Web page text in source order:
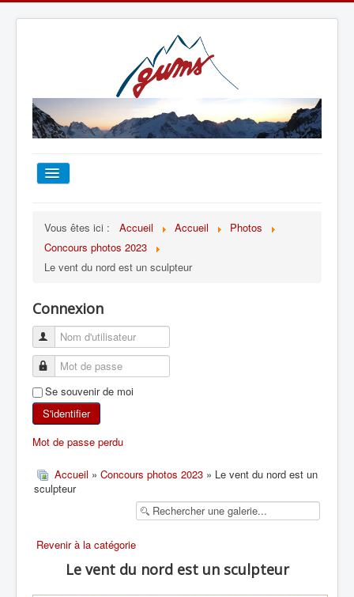
TOUT SUR LE GUMS
ALPINISME
SKI DE RANDONNÉE
RANDONNÉE PÉDESTRE
RANDONNÉE SPORTIVE
Vous êtes ici : Accueil Accueil
Photos
Concours photos 2023
Le vent du nord est un sculpteur
Connexion
Se souvenir de moi
S'identifier
Mot de passe perdu
Accueil » Concours photos 2023 » Le vent du nord est un
sculpteur
Revenir à la catégorie
Le vent du nord est un sculpteur